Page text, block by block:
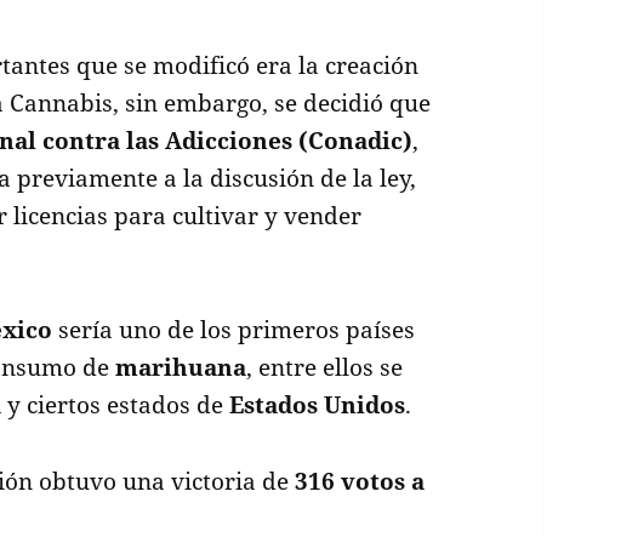
que se modificó era la creación
sin embargo, se decidió que
contra las Adicciones (Conadic),
a la discusión de la ley,
licencias para cultivar y vender
sería uno de los primeros países
demarihuana, entre ellos se
y ciertos estados deEstados Unidos.
obtuvo una victoria de316 votos a